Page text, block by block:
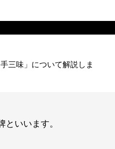
三味」について解説しま
いいます。